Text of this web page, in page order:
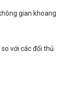
gian khoang
với các đối thủ